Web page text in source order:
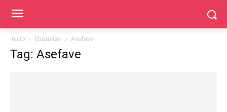
Inicio Etiquetas Asefave
Tag: Asefave